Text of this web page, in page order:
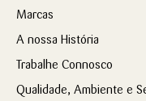
Marcas
A nossa História
Trabalhe Connosco
Qualidade, Ambiente e